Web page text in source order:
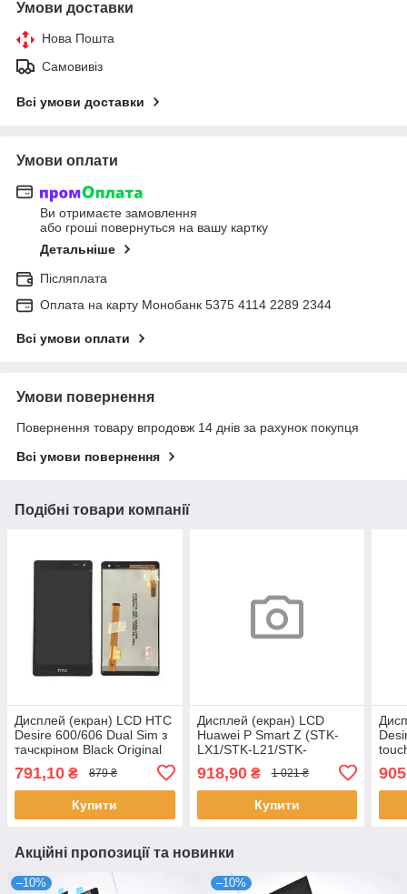
Умови доставки
Нова Пошта
Самовивіз
Всі умови доставки
Умови оплати
Ви отримаєте замовлення
або гроші повернуться на вашу картку
Детальніше
Післяплата
Оплата на карту Монобанк 5375 4114 2289 2344
Всі умови оплати
Умови повернення
Повернення товару впродовж 14 днів за рахунок покупця
Всі умови повернення
Подібні товари компанії
Дисплей (екран) LCD HTC
Desire 600/606 Dual Sim з
тачскріном Black Original
791,10 ₴ 879 ₴
Купити
Дисплей (екран) LCD
Huawei P Smart Z (STK-
LX1/STK-L21/STK-
touchscreen Black Original
918,90₴ 1 021 ₴
Купити
Акційні пропозиції та новинки
–10% –10%